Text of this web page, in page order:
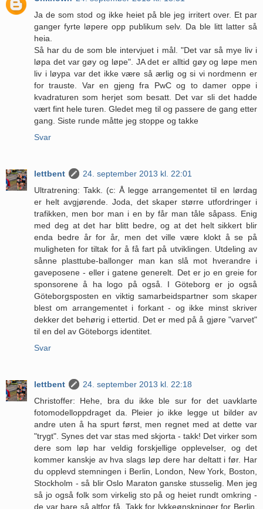
Ja de som stod og ikke heiet på ble jeg irritert over. Et par
ganger fyrte løpere opp publikum selv. Da ble litt latter så
heia.
Så har du de som ble intervjuet i mål. "Det var så mye liv i
løpa det var gøy og løpe". JA det er alltid gøy og løpe men
liv i løypa var det ikke være så ærlig og si vi nordmenn er
for trauste. Var en gjeng fra PwC og to damer oppe i
kvadraturen som herjet som besatt. Det var sli det hadde
vært fint hele turen. Gledet meg til og passere de gang etter
gang. Siste runde måtte jeg stoppe og takke
Svar
lettbent
24. september 2013 kl. 22:01
Ultratrening: Takk. (c: Å legge arrangementet til en lørdag
er helt avgjørende. Joda, det skaper større utfordringer i
trafikken, men bor man i en by får man tåle såpass. Enig
med deg at det har blitt bedre, og at det helt sikkert blir
enda bedre år for år, men det ville være klokt å se på
muligheten for tiltak for å få fart på utviklingen. Utdeling av
sånne plasttube-ballonger man kan slå mot hverandre i
gaveposene - eller i gatene generelt. Det er jo en greie for
sponsorene å ha logo på også. I Göteborg er jo også
Göteborgsposten en viktig samarbeidspartner som skaper
blest om arrangementet i forkant - og ikke minst skriver
dekker det behørig i ettertid. Det er med på å gjøre "varvet"
til en del av Göteborgs identitet.
Svar
lettbent
24. september 2013 kl. 22:18
Christoffer: Hehe, bra du ikke ble sur for det uavklarte
fotomodelloppdraget da. Pleier jo ikke legge ut bilder av
andre uten å ha spurt først, men regnet med at dette var
"trygt". Synes det var stas med skjorta - takk! Det virker som
dere som løp har veldig forskjellige opplevelser, og det
kommer kanskje av hva slags løp dere har deltatt i før. Har
du opplevd stemningen i Berlin, London, New York, Boston,
Stockholm - så blir Oslo Maraton ganske stusselig. Men jeg
så jo også folk som virkelig sto på og heiet rundt omkring -
de var bare så altfor få. Takk for lykkeønskninger for Berlin.